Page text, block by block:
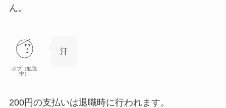
ん。
ボブ（勉強
中）
汗
200円の支払いは退職時に行われます。